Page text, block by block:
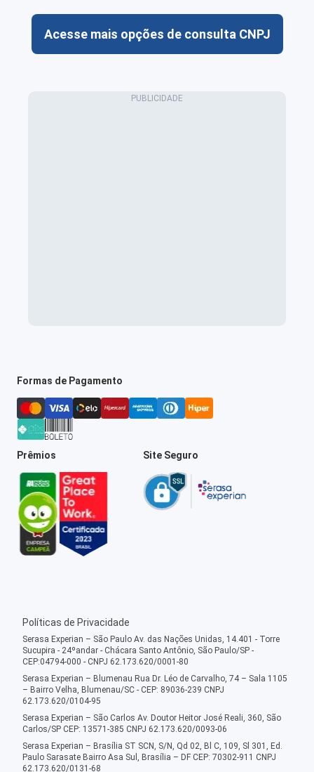
Acesse mais opções de consulta CNPJ
Formas de Pagamento
Prêmios Site Seguro
Políticas de Privacidade
Serasa Experian – São Paulo Av. das Nações Unidas, 14.401 - Torre
Sucupira - 24ºandar - Chácara Santo Antônio, São Paulo/SP -
CEP:04794-000 - CNPJ 62.173.620/0001-80
Serasa Experian – Blumenau Rua Dr. Léo de Carvalho, 74 – Sala 1105
– Bairro Velha, Blumenau/SC - CEP: 89036-239 CNPJ
62.173.620/0104-95
Serasa Experian – São Carlos Av. Doutor Heitor José Reali, 360, São
Carlos/SP CEP: 13571-385 CNPJ 62.173.620/0093-06
Serasa Experian – Brasília ST SCN, S/N, Qd 02, Bl C, 109, Sl 301, Ed.
Paulo Sarasate Bairro Asa Sul, Brasília – DF CEP: 70302-911 CNPJ
62.173.620/0131-68